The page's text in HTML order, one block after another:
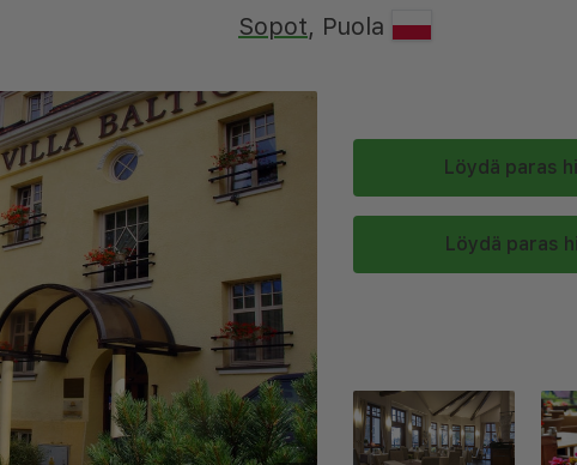
Sopot, Puola
Löydä paras
Löydä paras